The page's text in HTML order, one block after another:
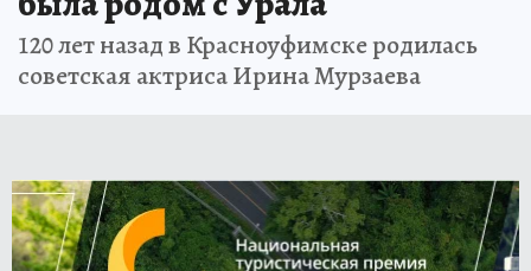
120 лет назад в Красноуфимске родилась
советская актриса Ирина Мурзаева